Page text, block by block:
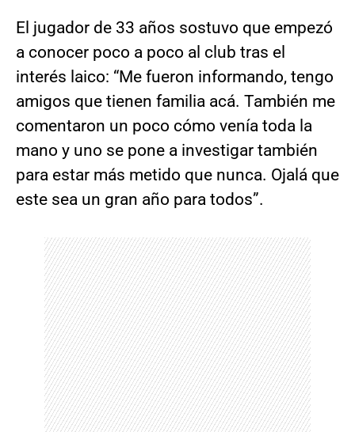
El jugador de 33 años sostuvo que empezó
a conocer poco a poco al club tras el
interés laico: “Me fueron informando, tengo
amigos que tienen familia acá. También me
comentaron un poco cómo venía toda la
mano y uno se pone a investigar también
para estar más metido que nunca. Ojalá que
este sea un gran año para todos”.